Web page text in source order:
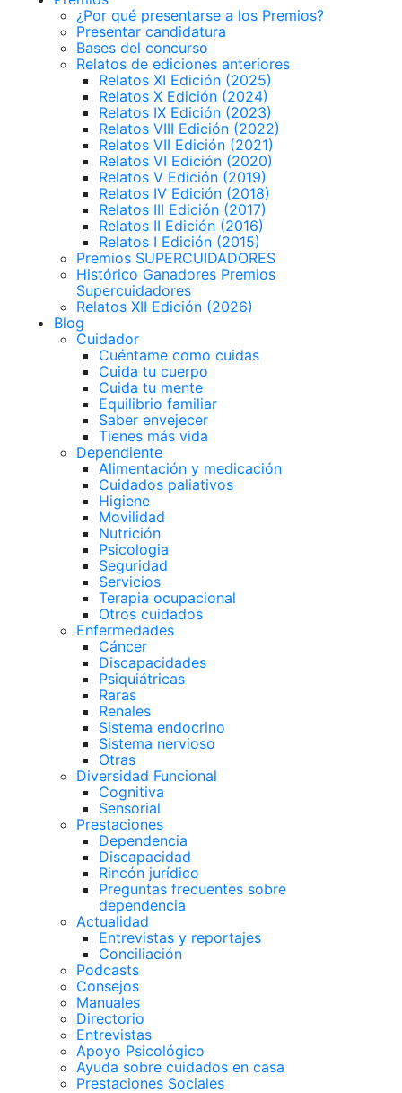
¿Por qué presentarse a los Premios?
Presentar candidatura
Bases del concurso
Relatos de ediciones anteriores
Relatos XI Edición (2025)
Relatos X Edición (2024)
Relatos IX Edición (2023)
Relatos VIII Edición (2022)
Relatos VII Edición (2021)
Relatos VI Edición (2020)
Relatos V Edición (2019)
Relatos IV Edición (2018)
Relatos III Edición (2017)
Relatos II Edición (2016)
Relatos I Edición (2015)
Premios SUPERCUIDADORES
Histórico Ganadores Premios
Supercuidadores
Relatos XII Edición (2026)
Blog
Cuidador
Cuéntame como cuidas
Cuida tu cuerpo
Cuida tu mente
Equilibrio familiar
Saber envejecer
Tienes más vida
Dependiente
Alimentación y medicación
Cuidados paliativos
Higiene
Movilidad
Nutrición
Psicologia
Seguridad
Servicios
Terapia ocupacional
Otros cuidados
Enfermedades
Cáncer
Discapacidades
Psiquiátricas
Raras
Renales
Sistema endocrino
Sistema nervioso
Otras
Diversidad Funcional
Cognitiva
Sensorial
Prestaciones
Dependencia
Discapacidad
Rincón jurídico
Preguntas frecuentes sobre
dependencia
Actualidad
Entrevistas y reportajes
Conciliación
Podcasts
Consejos
Manuales
Directorio
Entrevistas
Apoyo Psicológico
Ayuda sobre cuidados en casa
Prestaciones Sociales